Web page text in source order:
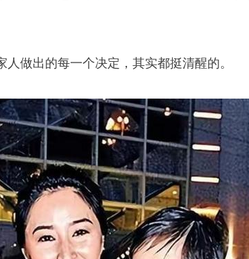
做出的每一个决定，其实都挺清醒的。